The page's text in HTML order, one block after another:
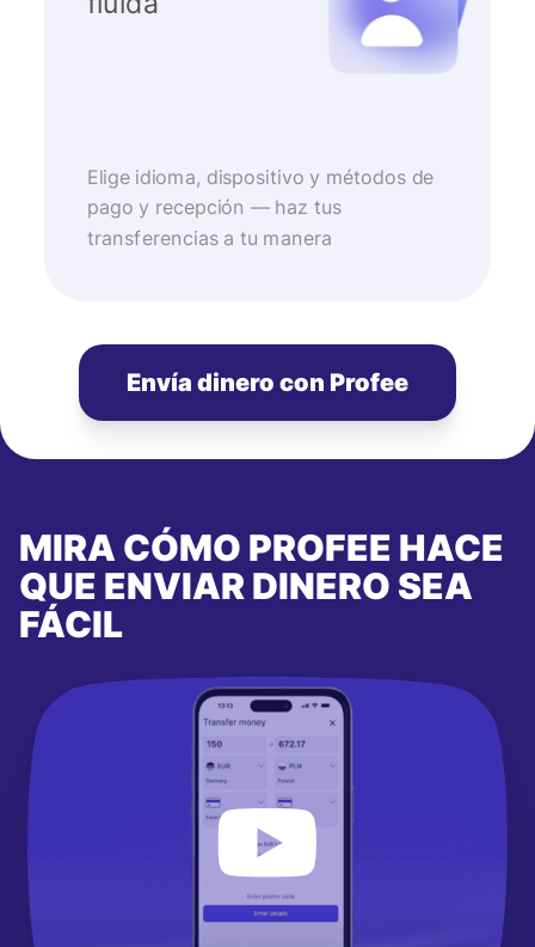
Elige idioma, dispositivo y métodos de
pago y recepción — haz tus
transferencias a tu manera
Envía dinero con Profee
MIRA CÓMO PROFEE HACE
QUE ENVIAR DINERO SEA
FÁCIL